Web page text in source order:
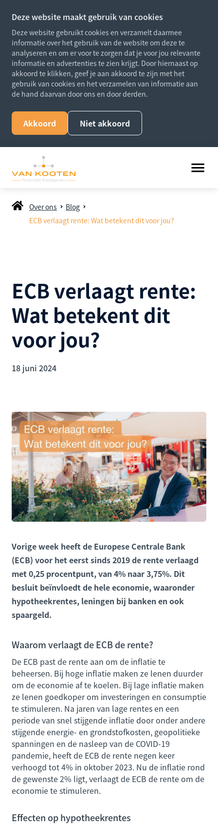
Deze website maakt gebruik van cookies
Deze website gebruikt cookies en verzamelt daarmee
informatie over het gebruik van de website om deze te
analyseren en om er voor te zorgen dat je voor jou relevante
informatie en advertenties te zien krijgt. Door hiernaast op
akkoord te klikken, geef je aan akkoord te zijn met het
gebruik van cookies en het verzamelen van informatie aan
de hand daarvan door ons en door derden.
Akkoord Niet akkoord
Over ons
Blog
ECB verlaagt rente: Wat betekent dit voor jou?
ECB verlaagt rente:
Wat betekent dit
voor jou?
18 juni 2024
Vorige week heeft de Europese Centrale Bank
(ECB) voor het eerst sinds 2019 de rente verlaagd
met 0,25 procentpunt, van 4% naar 3,75%. Dit
besluit beïnvloedt de hele economie, waaronder
hypotheekrentes, leningen bij banken en ook
spaargeld.
Waarom verlaagt de ECB de rente?
De ECB past de rente aan om de inflatie te
beheersen. Bij hoge inflatie maken ze lenen duurder
om de economie af te koelen. Bij lage inflatie maken
ze lenen goedkoper om investeringen en consumptie
te stimuleren. Na jaren van lage rentes en een
periode van snel stijgende inflatie door onder andere
stijgende energie- en grondstofkosten, geopolitieke
spanningen en de nasleep van de COVID-19
pandemie, heeft de ECB de rente negen keer
verhoogd tot 4% in oktober 2023. Nu de inflatie rond
de gewenste 2% ligt, verlaagt de ECB de rente om de
economie te stimuleren.
Effecten op hypotheekrentes